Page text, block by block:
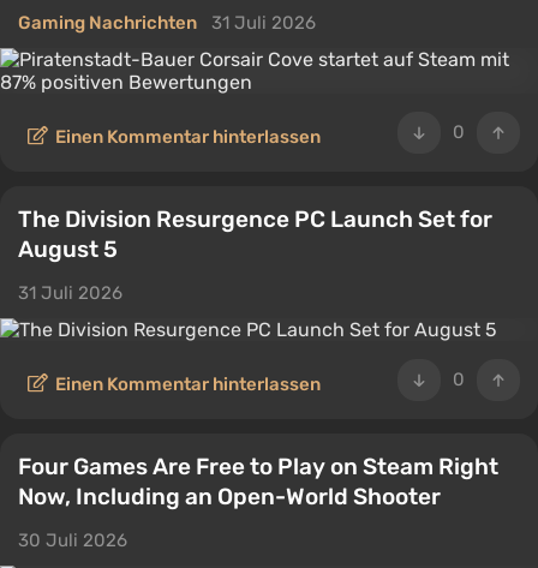
Gaming Nachrichten 31 Juli 2026
0
Einen Kommentar hinterlassen
The Division Resurgence PC Launch Set for
August 5
31 Juli 2026
0
Einen Kommentar hinterlassen
Four Games Are Free to Play on Steam Right
Now, Including an Open-World Shooter
30 Juli 2026